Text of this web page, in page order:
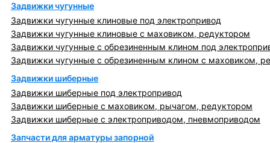
Задвижки чугунные
Задвижки чугунные клиновые под электропривод
Задвижки чугунные клиновые с маховиком, редуктором
Задвижки чугунные с обрезиненным клином под
Задвижки чугунные с обрезиненным клином с маховиком,
Задвижки шиберные
Задвижки шиберные под электропривод
Задвижки шиберные с маховиком, рычагом, редуктором
Задвижки шиберные с электроприводом, пневмоприводом
Запчасти для арматуры запорной